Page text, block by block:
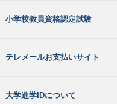
小学校教員資格認定試験
テレメールお支払いサイト
大学進学IDについて